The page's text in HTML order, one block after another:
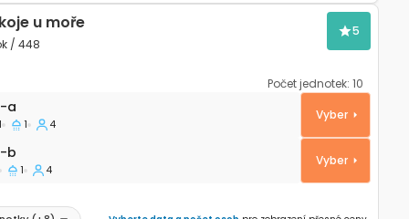
u moře
/ 448
5
Počet jednotek: 10
Zátoka Soline, Dugi otok A-448-a
a
1 4
Vyber
b
b
1 4
Vyber